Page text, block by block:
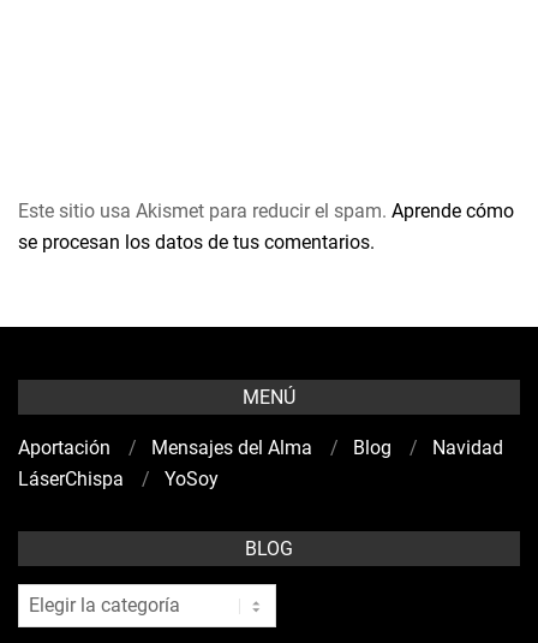
Este sitio usa Akismet para reducir el spam. Aprende cómo
se procesan los datos de tus comentarios.
MENÚ
Aportación Mensajes del Alma Blog
Navidad
LáserChispa
YoSoy
BLOG
blog